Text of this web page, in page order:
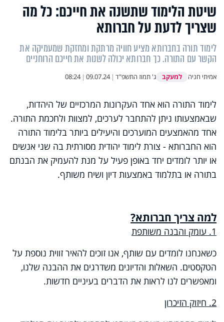
שיטת הלימוד שתשנה את חייכם: כל מה
שצריך לדעת על חברותא
לימוד תורה בחברותא מציע חוויה מרתקת ומחזקת שמעמיקה את
הקשר עם התורה. כך חברותא יכולה לשנות את חייכם הרוחניים
אמיתי חניה למעקב ג' תמוז התשפ"ד |
09.07.24
|
08:24
לימוד התורה הוא אחד העקרונות המרכזיים של היהדות,
שבאמצעותו ניתן להתחבר לערכים, למצוות ולחכמת התורה.
אחד מהאמצעים המוערכים והיעילים ביותר בלימוד התורה
הוא החברותא - צורת לימוד יהודית מסורתית בה שני אנשים
או יותר לומדים יחד באופן פעיל על מנת להעמיק את הבנתם
בתורה או בתלמוד באמצעות דיון ושיח משותף.
למה צריך חברותא?
1. עומק והבנה משותפת
כשאנחנו לומדים עם שותף, אנו זוכים להאיר זווית נוספת על
הטקסטים. השאלות והדיונים משדרגים את ההבנה שלנו,
ומאפשרים לנו לראות את הדברים בעיניים חדשות.
2. חיזוק הזיכרון